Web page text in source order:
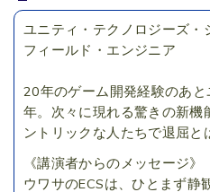
ユニティ・テクノロジーズ・
フィールド・エンジニア
20年のゲーム開発経験のあ
年。次々に現れる驚きの新機
ントリックな人たちで退屈と
《講演者からのメッセージ》
ウワサのECSは、ひとまず静